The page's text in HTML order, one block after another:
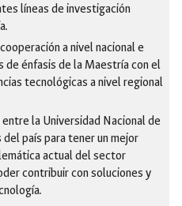
líneas de investigación
a nivel nacional e
de énfasis de la Maestría con el
tecnológicas a nivel regional
la Universidad Nacional de
país para tener un mejor
actual del sector
contribuir con soluciones y